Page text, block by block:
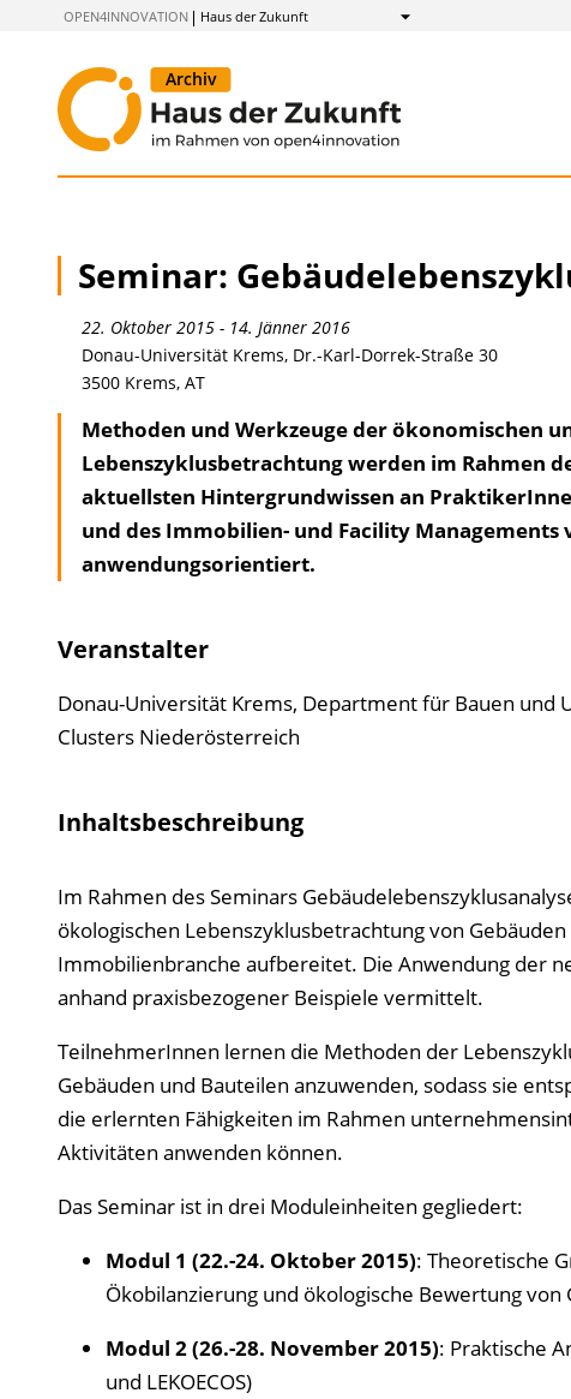
OPEN4INNOVATION Haus der Zukunft
Anzeigen
Seminar:
22. Oktober 2015 - 14. Jänner 2016
Donau-Universität Krems, Dr.-Karl-Dorrek-Straße 30
3500 Krems, AT
Methoden und Werkzeuge der ökonomischen
Lebenszyklusbetrachtung werden im Rahmen
aktuellsten Hintergrundwissen an
und des Immobilien- und Facility
anwendungsorientiert.
Veranstalter
Donau-Universität Krems, Department für Bauen
Clusters Niederösterreich
Inhaltsbeschreibung
Im Rahmen des Seminars
ökologischen Lebenszyklusbetrachtung von
Immobilienbranche aufbereitet. Die Anwendung der
anhand praxisbezogener Beispiele vermittelt.
TeilnehmerInnen lernen die Methoden der
Gebäuden und Bauteilen anzuwenden, sodass sie
die erlernten Fähigkeiten im Rahmen
Aktivitäten anwenden können.
Das Seminar ist in drei Moduleinheiten gegliedert:
Modul 1 (22.-24. Oktober 2015): Theoretische
Ökobilanzierung und ökologische Bewertung von
Modul 2 (26.-28. November 2015): Praktische
und LEKOECOS)